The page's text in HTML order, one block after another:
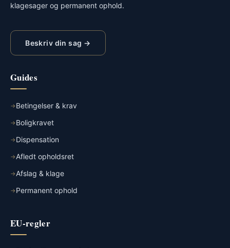
klagesager og permanent ophold.
Beskriv din sag →
Guides
Betingelser & krav
Boligkravet
Dispensation
Afledt opholdsret
Afslag & klage
Permanent ophold
EU-regler